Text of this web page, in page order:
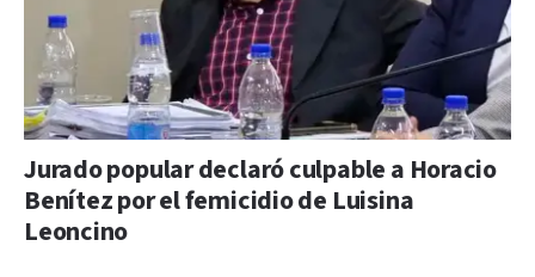
Jurado popular declaró culpable a Horacio
Benítez por el femicidio de Luisina
Leoncino